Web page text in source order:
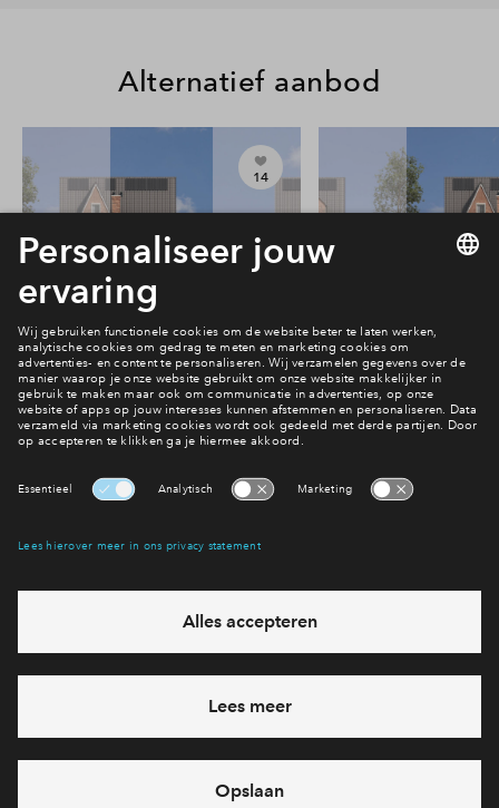
Alternatief aanbod
14
#004
In optie
2 onder 1 kapwoning type
Victoria #004
€ 909.500 v.o.n.
Vrij
2 onder 1
Victoria
€ 939.500
Interesse? Meld je dan snel aan
Hiermee blijf je op de hoogte van het belangrijkste nieuws en
Ja, ik wil mij aanmelden